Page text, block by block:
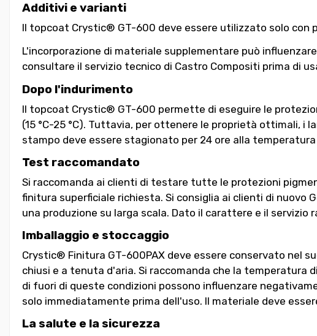
Additivi e varianti
Il topcoat Crystic® GT-600 deve essere utilizzato solo
L'incorporazione di materiale supplementare può
consultare il servizio tecnico di Castro Compositi prima di
Dopo l'indurimento
Il topcoat Crystic® GT-600 permette di eseguire le
(15 °C-25 °C). Tuttavia, per ottenere le proprietà ottimali, i
stampo deve essere stagionato per 24 ore alla temperatura
Test raccomandato
Si raccomanda ai clienti di testare tutte le protezioni
finitura superficiale richiesta. Si consiglia ai clienti di nuovo
una produzione su larga scala. Dato il carattere e il servizio
Imballaggio e stoccaggio
Crystic® Finitura GT-600PAX deve essere conservato nel
chiusi e a tenuta d'aria. Si raccomanda che la temperatura
di fuori di queste condizioni possono influenzare
solo immediatamente prima dell'uso. Il materiale deve
La salute e la sicurezza